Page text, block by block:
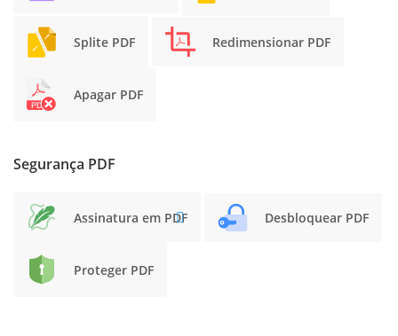
Splite PDF Redimensionar PDF
Apagar PDF
Segurança PDF
Assinatura em PDF Desbloquear PDF
Proteger PDF